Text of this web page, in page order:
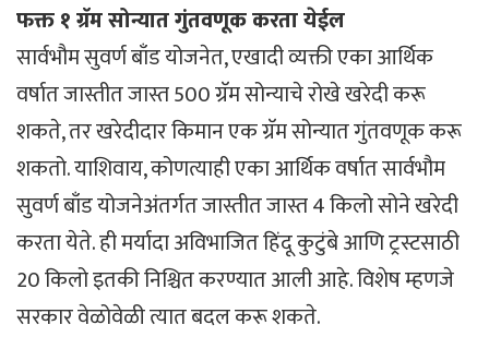
फक्त १ ग्रॅम सोन्यात गुंतवणूक करता येईल
सार्वभौम सुवर्ण बाँड योजनेत, एखादी व्यक्ती एका आर्थिक
वर्षात जास्तीत जास्त 500 ग्रॅम सोन्याचे रोखे खरेदी करू
शकते, तर खरेदीदार किमान एक ग्रॅम सोन्यात गुंतवणूक करू
शकतो. याशिवाय, कोणत्याही एका आर्थिक वर्षात सार्वभौम
सुवर्ण बाँड योजनेअंतर्गत जास्तीत जास्त 4 किलो सोने खरेदी
करता येते. ही मर्यादा अविभाजित हिंदू कुटुंबे आणि ट्रस्टसाठी
20 किलो इतकी निश्चित करण्यात आली आहे. विशेष म्हणजे
सरकार वेळोवेळी त्यात बदल करू शकते.